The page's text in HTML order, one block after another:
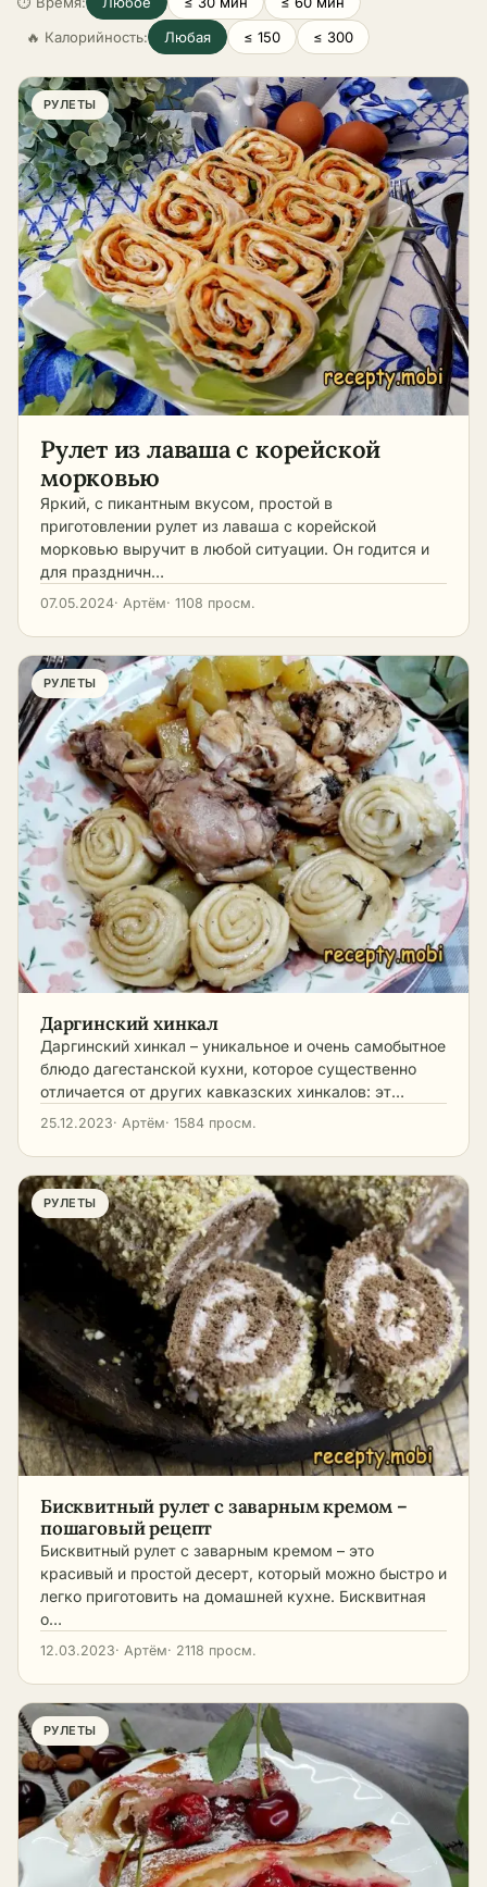
🔥 Калорийность:
Любая ≤ 150 ≤ 300
РУЛЕТЫ
Рулет из лаваша с корейской
морковью
Яркий, с пикантным вкусом, простой в
приготовлении рулет из лаваша с корейской
морковью выручит в любой ситуации. Он годится и
для праздничн…
07.05.2024· Артём· 1108 просм.
РУЛЕТЫ
Даргинский хинкал
Даргинский хинкал – уникальное и очень самобытное
блюдо дагестанской кухни, которое существенно
отличается от других кавказских хинкалов: эт…
25.12.2023· Артём· 1584 просм.
РУЛЕТЫ
Бисквитный рулет с заварным кремом –
пошаговый рецепт
Бисквитный рулет с заварным кремом – это
красивый и простой десерт, который можно быстро и
легко приготовить на домашней кухне. Бисквитная
о…
12.03.2023· Артём· 2118 просм.
РУЛЕТЫ